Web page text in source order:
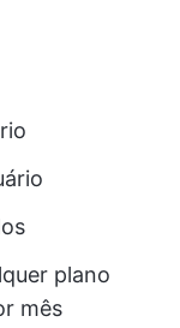
plano
mês